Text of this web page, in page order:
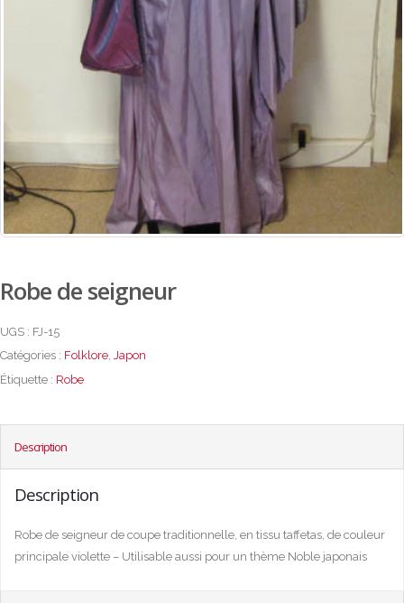
Robe de seigneur
UGS : FJ-15
Catégories : Folklore, Japon
Étiquette : Robe
Description
Description
Robe de seigneur de coupe traditionnelle, en tissu taffetas, de couleur
principale violette – Utilisable aussi pour un thème Noble japonais